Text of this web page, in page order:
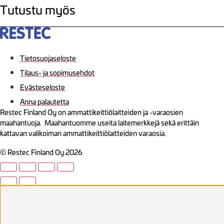
Tutustu myös
Tietosuojaseloste
Tilaus- ja sopimusehdot
Evästeseloste
Anna palautetta
Restec Finland Oy on ammattikeittiölaitteiden ja -varaosien
maahantuoja. Maahantuomme useita laitemerkkejä sekä erittäin
kattavan valikoiman ammattikeittiölaitteiden varaosia.
© Restec Finland Oy 2026